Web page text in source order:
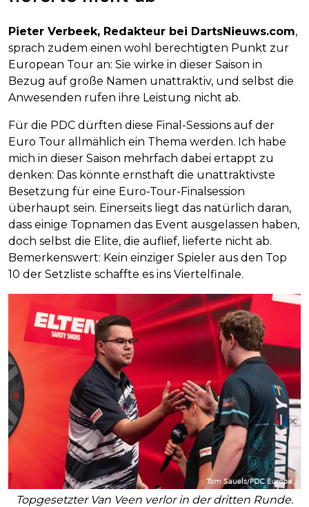
Pieter Verbeek, Redakteur bei DartsNieuws.com,
sprach zudem einen wohl berechtigten Punkt zur
European Tour an: Sie wirke in dieser Saison in
Bezug auf große Namen unattraktiv, und selbst die
Anwesenden rufen ihre Leistung nicht ab.
Für die PDC dürften diese Final-Sessions auf der
Euro Tour allmählich ein Thema werden. Ich habe
mich in dieser Saison mehrfach dabei ertappt zu
denken: Das könnte ernsthaft die unattraktivste
Besetzung für eine Euro-Tour-Finalsession
überhaupt sein. Einerseits liegt das natürlich daran,
dass einige Topnamen das Event ausgelassen haben,
doch selbst die Elite, die auflief, lieferte nicht ab.
Bemerkenswert: Kein einziger Spieler aus den Top
10 der Setzliste schaffte es ins Viertelfinale.
Topgesetzter Van Veen verlor in der dritten Runde.